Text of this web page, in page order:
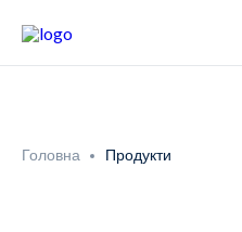
Новини
Головна Продукти